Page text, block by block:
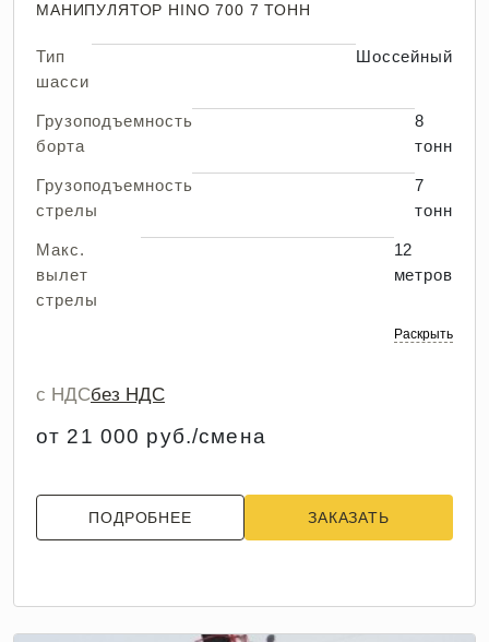
МАНИПУЛЯТОР HINO 700 7 ТОНН
Тип
шасси
Шоссейный
Грузоподъемность
борта
8
тонн
Грузоподъемность
стрелы
7
тонн
Макс.
вылет
стрелы
12
метров
Раскрыть
с НДСбез НДС
от 21 000 руб./смена
ПОДРОБНЕЕ ЗАКАЗАТЬ